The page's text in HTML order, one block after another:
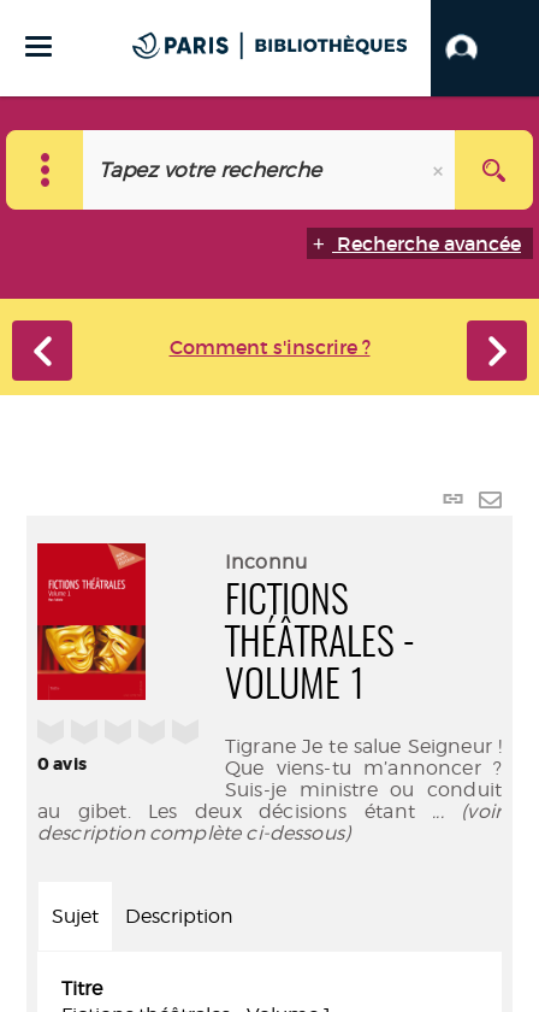
Recherche avancée
Comment s'inscrire ?
Lien
0avis
Inconnu
FICTIONS
THÉÂTRALES -
VOLUME 1
Tigrane Je te salue Seigneur !
Que viens-tu m’annoncer ?
Suis-je ministre ou conduit
au gibet. Les deux décisions étant ... (voir
description complète ci-dessous)
Sujet Description
Titre